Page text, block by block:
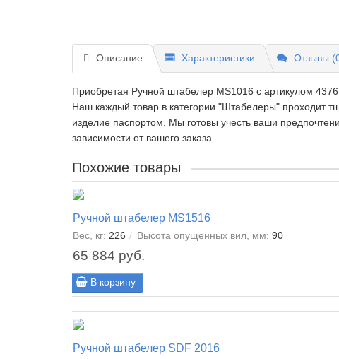
Описание Характеристики Отзывы
Приобретая Ручной штабелер MS1016 c артикулом
Наш каждый товар в категории "Штабелеры" проходит
изделие паспортом. Мы готовы учесть ваши
зависимости от вашего заказа.
Похожие товары
Ручной штабелер MS1516
Вес, кг: 226 Высота опущенных вил, мм: 90
65 884 руб.
В корзину
Ручной штабелер SDF 2016